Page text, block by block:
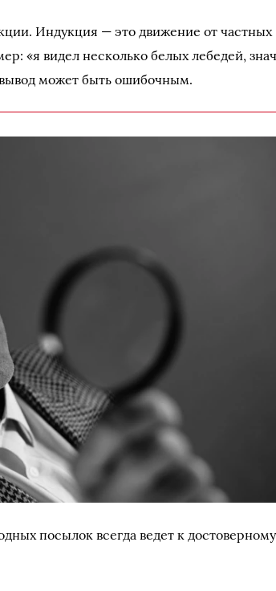
Индукция — это движение от частных
«я видел несколько белых лебедей,
может быть ошибочным.
посылок всегда ведет к достоверному